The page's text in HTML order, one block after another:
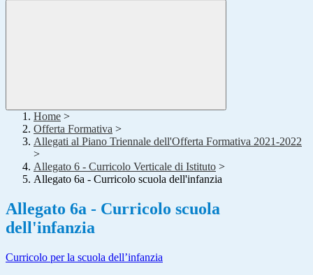
Home >
Offerta Formativa >
Allegati al Piano Triennale dell'Offerta Formativa 2021-2022
>
Allegato 6 - Curricolo Verticale di Istituto >
Allegato 6a - Curricolo scuola dell'infanzia
Allegato 6a - Curricolo scuola
dell'infanzia
Curricolo per la scuola dell’infanzia